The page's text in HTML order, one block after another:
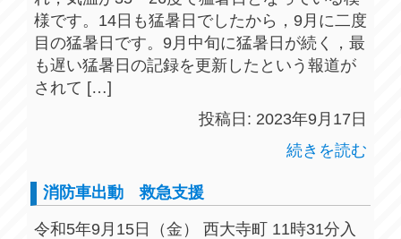
様です。14日も猛暑日でしたから，9月に二度
目の猛暑日です。9月中旬に猛暑日が続く，最
も遅い猛暑日の記録を更新したという報道が
されて […]
投稿日: 2023年9月17日
続きを読む
消防車出動 救急支援
令和5年9月15日（金） 西大寺町 11時31分入